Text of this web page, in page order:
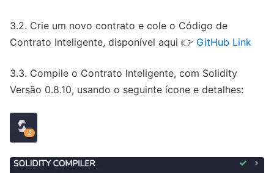
3.2. Crie um novo contrato e cole o Código de
Contrato Inteligente, disponível aqui 👉 GitHub Link
3.3. Compile o Contrato Inteligente, com Solidity
Versão 0.8.10, usando o seguinte ícone e detalhes: